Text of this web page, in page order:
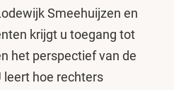
Smeehuijzen en
krijgt u toegang tot
het perspectief van de
leert hoe rechters